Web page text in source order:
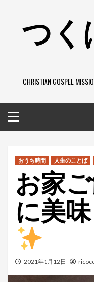
つく
CHRISTIAN GOSPEL
イ
ン
おうち時間 人生のことば
お家
に美
2021年1月12日